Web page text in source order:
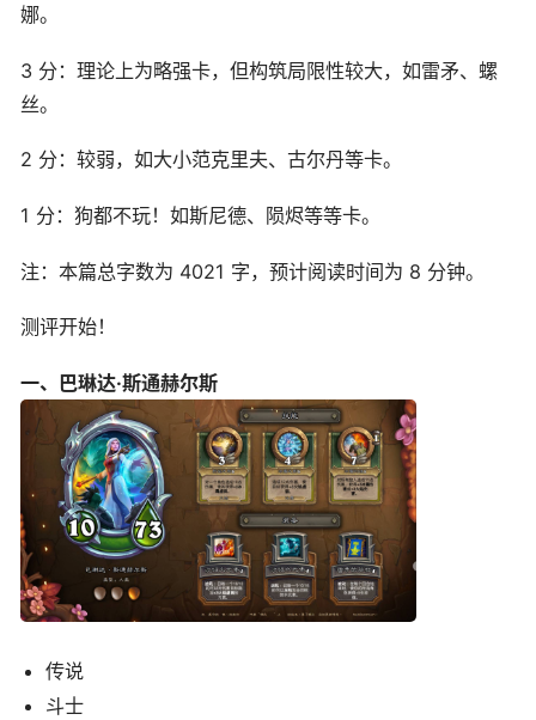
娜。
3 分：理论上为略强卡，但构筑局限性较大，如雷矛、螺
丝。
2 分：较弱，如大小范克里夫、古尔丹等卡。
1 分：狗都不玩！如斯尼德、陨烬等等卡。
注：本篇总字数为 4021 字，预计阅读时间为 8 分钟。
测评开始！
一、巴琳达·斯通赫尔斯
传说
斗士